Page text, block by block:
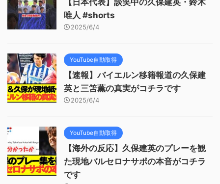
【日本代表】談笑中の久保建英・鈴木
唯人 #shorts
2025/6/4
YouTube自動取得
【速報】バイエルン移籍報道の久保建
英と三笘薫の真実がコチラです
2025/6/4
YouTube自動取得
【海外の反応】久保建英のプレーを観
た現地バルセロナサポの本音がコチラ
です